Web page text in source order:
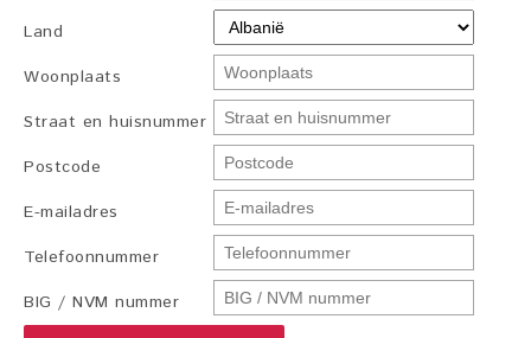
Land
Woonplaats
Straat en huisnummer
Postcode
E-mailadres
Telefoonnummer
BIG / NVM nummer